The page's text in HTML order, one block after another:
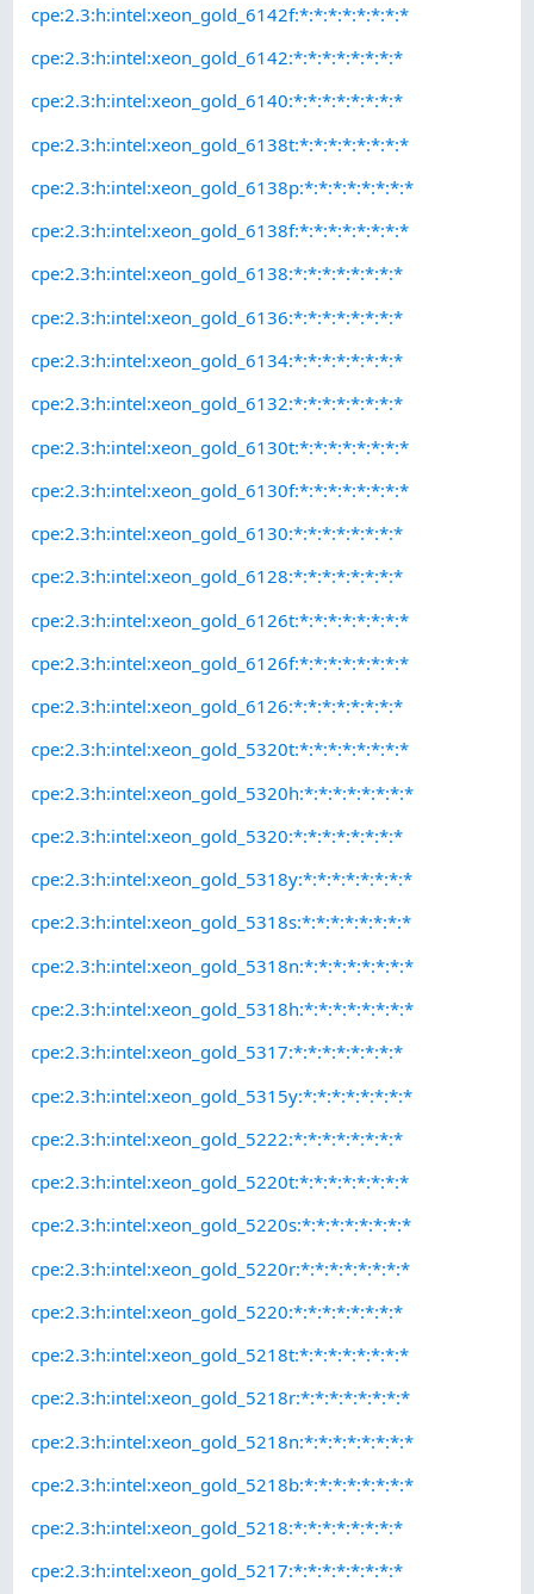
cpe:2.3:h:intel:xeon_gold_6142f:*:*:*:*:*:*:*:*
cpe:2.3:h:intel:xeon_gold_6142:*:*:*:*:*:*:*:*
cpe:2.3:h:intel:xeon_gold_6140:*:*:*:*:*:*:*:*
cpe:2.3:h:intel:xeon_gold_6138t:*:*:*:*:*:*:*:*
cpe:2.3:h:intel:xeon_gold_6138p:*:*:*:*:*:*:*:*
cpe:2.3:h:intel:xeon_gold_6138f:*:*:*:*:*:*:*:*
cpe:2.3:h:intel:xeon_gold_6138:*:*:*:*:*:*:*:*
cpe:2.3:h:intel:xeon_gold_6136:*:*:*:*:*:*:*:*
cpe:2.3:h:intel:xeon_gold_6134:*:*:*:*:*:*:*:*
cpe:2.3:h:intel:xeon_gold_6132:*:*:*:*:*:*:*:*
cpe:2.3:h:intel:xeon_gold_6130t:*:*:*:*:*:*:*:*
cpe:2.3:h:intel:xeon_gold_6130f:*:*:*:*:*:*:*:*
cpe:2.3:h:intel:xeon_gold_6130:*:*:*:*:*:*:*:*
cpe:2.3:h:intel:xeon_gold_6128:*:*:*:*:*:*:*:*
cpe:2.3:h:intel:xeon_gold_6126t:*:*:*:*:*:*:*:*
cpe:2.3:h:intel:xeon_gold_6126f:*:*:*:*:*:*:*:*
cpe:2.3:h:intel:xeon_gold_6126:*:*:*:*:*:*:*:*
cpe:2.3:h:intel:xeon_gold_5320t:*:*:*:*:*:*:*:*
cpe:2.3:h:intel:xeon_gold_5320h:*:*:*:*:*:*:*:*
cpe:2.3:h:intel:xeon_gold_5320:*:*:*:*:*:*:*:*
cpe:2.3:h:intel:xeon_gold_5318y:*:*:*:*:*:*:*:*
cpe:2.3:h:intel:xeon_gold_5318s:*:*:*:*:*:*:*:*
cpe:2.3:h:intel:xeon_gold_5318n:*:*:*:*:*:*:*:*
cpe:2.3:h:intel:xeon_gold_5318h:*:*:*:*:*:*:*:*
cpe:2.3:h:intel:xeon_gold_5317:*:*:*:*:*:*:*:*
cpe:2.3:h:intel:xeon_gold_5315y:*:*:*:*:*:*:*:*
cpe:2.3:h:intel:xeon_gold_5222:*:*:*:*:*:*:*:*
cpe:2.3:h:intel:xeon_gold_5220t:*:*:*:*:*:*:*:*
cpe:2.3:h:intel:xeon_gold_5220s:*:*:*:*:*:*:*:*
cpe:2.3:h:intel:xeon_gold_5220r:*:*:*:*:*:*:*:*
cpe:2.3:h:intel:xeon_gold_5220:*:*:*:*:*:*:*:*
cpe:2.3:h:intel:xeon_gold_5218t:*:*:*:*:*:*:*:*
cpe:2.3:h:intel:xeon_gold_5218r:*:*:*:*:*:*:*:*
cpe:2.3:h:intel:xeon_gold_5218n:*:*:*:*:*:*:*:*
cpe:2.3:h:intel:xeon_gold_5218b:*:*:*:*:*:*:*:*
cpe:2.3:h:intel:xeon_gold_5218:*:*:*:*:*:*:*:*
cpe:2.3:h:intel:xeon_gold_5217:*:*:*:*:*:*:*:*